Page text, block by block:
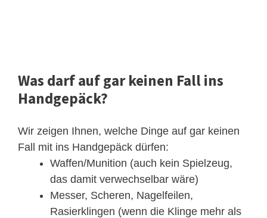
Was darf auf gar keinen Fall ins
Handgepäck?
Wir zeigen Ihnen, welche Dinge auf gar keinen
Fall mit ins Handgepäck dürfen:
Waffen/Munition (auch kein Spielzeug,
das damit verwechselbar wäre)
Messer, Scheren, Nagelfeilen,
Rasierklingen (wenn die Klinge mehr als